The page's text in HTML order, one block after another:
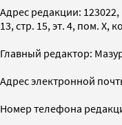
Адрес редакции: 123022,
13, стр. 15, эт. 4, пом. X,
Главный редактор:
Адрес электронной
Номер телефона